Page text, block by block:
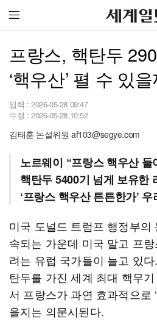
프랑스, 핵탄두
‘핵우산’ 펼 수 있
입력 : 2026-05-28 09:47
수정 : 2026-05-28 10:52
김태훈 논설위원 af103@segye.com
노르웨이 “프랑스 핵우산 들
핵탄두 5400기 넘게 보유한
‘프랑스 핵우산 튼튼한가’ 우
미국 도널드 트럼프 행정부의
속되는 가운데 미국 말고 프
려는 유럽 국가들이 늘고 있
탄두를 가진 세계 최대 핵무
서 프랑스가 과연 효과적으로
을지는 의문시된다.